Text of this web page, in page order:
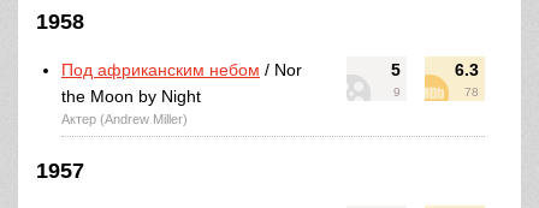
1958
5
9
6.3
78
Под африканским небом / Nor
the Moon by Night
Актер (Andrew Miller)
1957